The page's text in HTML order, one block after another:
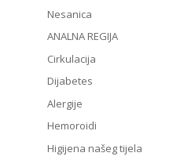
Nesanica
ANALNA REGIJA
Cirkulacija
Dijabetes
Alergije
Hemoroidi
Higijena našeg tijela